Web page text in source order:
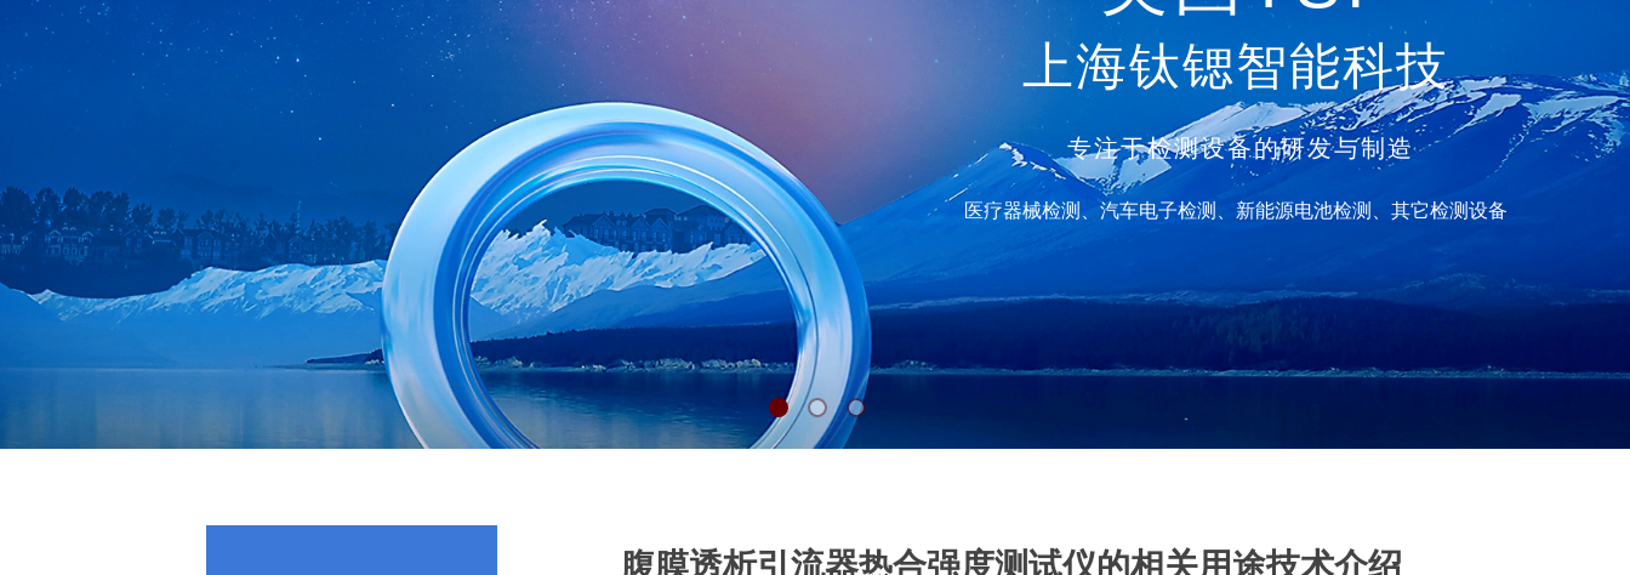
上海钛锶智能科技
专注于检测设备的研发与制造
医疗器械检测、 汽车电子检测、 新能源电池检测、 其它检测设备
腹膜透析引流器热合强度测试仪的相关用途技术介绍